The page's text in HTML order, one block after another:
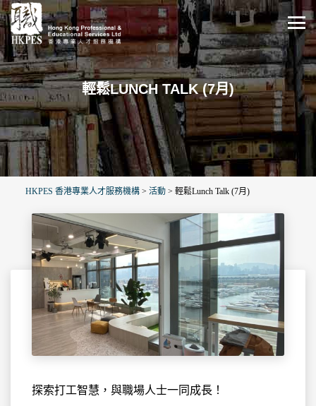
輕鬆LUNCH TALK (7月)
HKPES 香港專業人才服務機構 > 活動 > 輕鬆Lunch Talk (7月)
探索打工智慧，與職場人士一同成長！